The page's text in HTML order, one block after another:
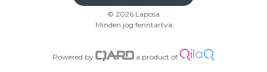
© 2026 Laposa
Minden jog fenntartva
Powered by a product of